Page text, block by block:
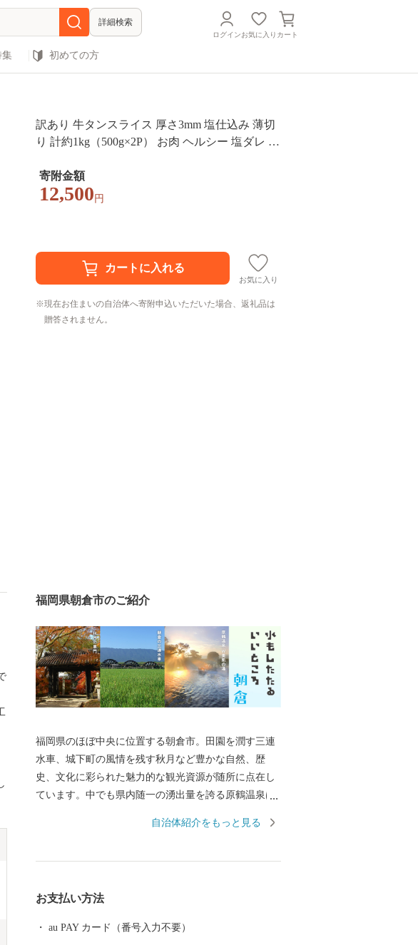
詳細検索
ログインお気に入り カート
集 初めての方
訳あり 牛タンスライス 厚さ3mm 塩仕込み 薄切
り 計約1kg（500g×2P） お肉 ヘルシー 塩ダレ 牛
寄附金額
12,500 円
お気に入り
現在お住まいの自治体へ寄附申込いただいた場合、返礼品は
贈答されません。
福岡県朝倉市のご紹介
福岡県のほぼ中央に位置する朝倉市。田園を潤す三連
水車、城下町の風情を残す秋月など豊かな自然、歴
史、文化に彩られた魅力的な観光資源が随所に点在し
ています。中でも県内随一の湧出量を誇る原鶴温泉は
ある鵜飼は全国的に有名で奈良時代からおこなわれて
自治体紹介をもっと見る
お支払い方法
au PAY カード（番号入力不要）